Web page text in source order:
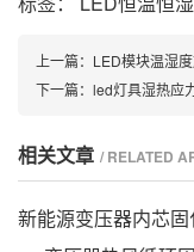
上一篇： LED模块温湿
下一篇： led灯具湿热应
相关文章 / RELATED